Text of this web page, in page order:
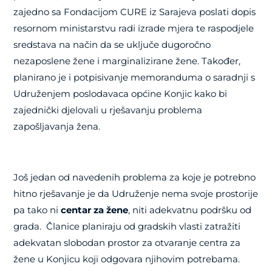
zajedno sa Fondacijom CURE iz Sarajeva poslati dopis
resornom ministarstvu radi izrade mjera te raspodjele
sredstava na način da se uključe dugoročno
nezaposlene žene i marginalizirane žene. Također,
planirano je i potpisivanje memoranduma o saradnji s
Udruženjem poslodavaca općine Konjic kako bi
zajednički djelovali u rješavanju problema
zapošljavanja žena.
Još jedan od navedenih problema za koje je potrebno
hitno rješavanje je da Udruženje nema svoje prostorije
pa tako nicentar za žene, niti adekvatnu podršku od
grada. Članice planiraju od gradskih vlasti zatražiti
adekvatan slobodan prostor za otvaranje centra za
žene u Konjicu koji odgovara njihovim potrebama.